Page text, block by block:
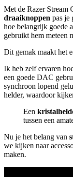
Met de Razer Stream
draaiknoppen pas je
hoe belangrijk goede
gebruikt hem meteen
Dit gemak maakt het
Ik heb zelf ervaren
een goede DAC
synchroon lopend
helder, waardoor
Een
tussen een
Nu je het belang van
we kijken naar
maken.